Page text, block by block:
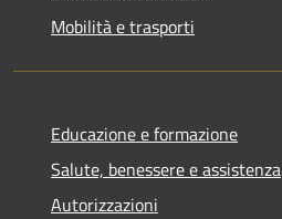
Mobilità e trasporti
Educazione e formazione
Salute, benessere e assistenza
Autorizzazioni